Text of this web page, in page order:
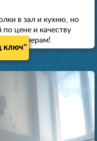
в зал и кухню, но
цене и качеству
ключ"